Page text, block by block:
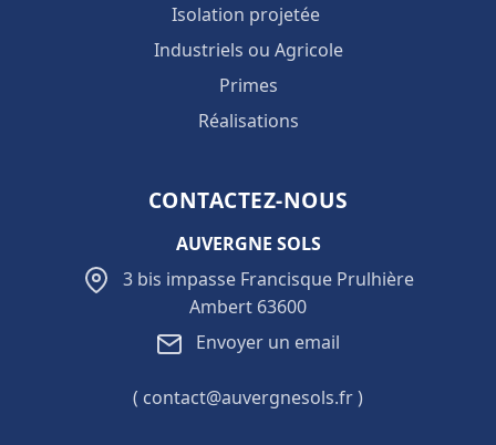
Isolation projetée
Industriels ou Agricole
Primes
Réalisations
CONTACTEZ-NOUS
AUVERGNE SOLS
3 bis impasse Francisque Prulhière
Ambert 63600
Envoyer un email
( contact@auvergnesols.fr )